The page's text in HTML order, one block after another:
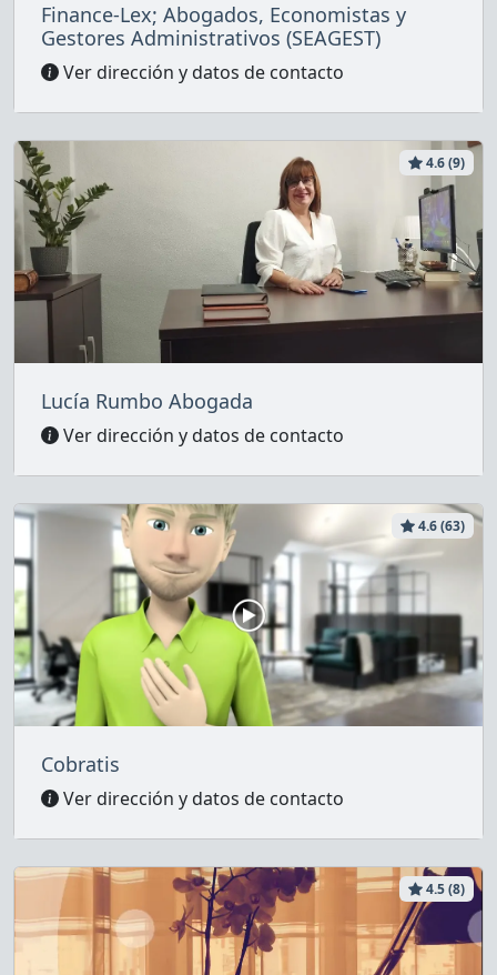
Finance-Lex; Abogados, Economistas y
Gestores Administrativos (SEAGEST)
Ver dirección y datos de contacto
4.6 (9)
Lucía Rumbo Abogada
Ver dirección y datos de contacto
4.6 (63)
Cobratis
Ver dirección y datos de contacto
4.5 (8)